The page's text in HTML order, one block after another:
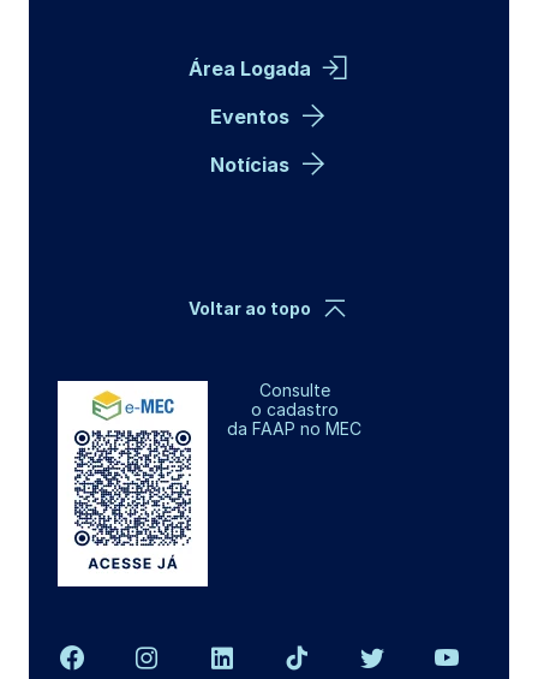
Área Logada
Eventos
Notícias
Consulte
o cadastro
da FAAP no MEC
Voltar ao topo